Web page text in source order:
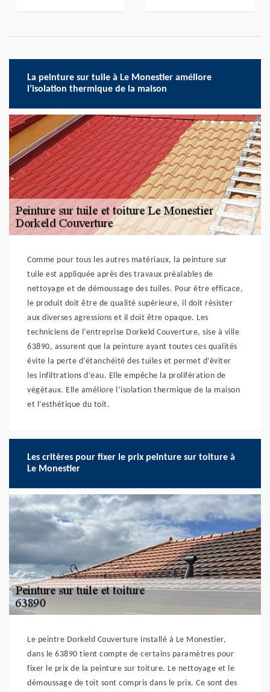
La peinture sur tuile à Le Monestier améliore
l’isolation thermique de la maison
Comme pour tous les autres matériaux, la peinture sur
tuile est appliquée après des travaux préalables de
nettoyage et de démoussage des tuiles. Pour être efficace,
le produit doit être de qualité supérieure, il doit résister
aux diverses agressions et il doit être opaque. Les
techniciens de l’entreprise Dorkeld Couverture, sise à ville
63890, assurent que la peinture ayant toutes ces qualités
évite la perte d’étanchéité des tuiles et permet d’éviter
les infiltrations d’eau. Elle empêche la prolifération de
végétaux. Elle améliore l’isolation thermique de la maison
et l’esthétique du toit.
Les critères pour fixer le prix peinture sur toiture à
Le Monestier
Le peintre Dorkeld Couverture installé à Le Monestier,
dans le 63890 tient compte de certains paramètres pour
fixer le prix de la peinture sur toiture. Le nettoyage et le
démoussage de toit sont compris dans le prix. Ce sont des